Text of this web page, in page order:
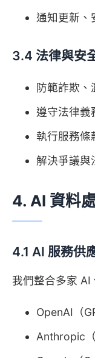
通知更新、
3.4 法律與安
防範詐欺、
遵守法律義
執行服務條
解決爭議與
4. AI 資料
4.1 AI 服務供
我們整合多家 AI
OpenAI（
Anthropic（